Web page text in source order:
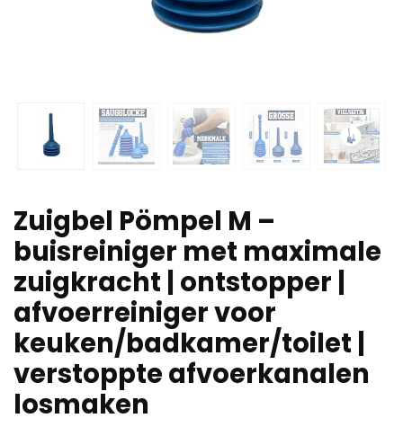
Zuigbel Pömpel M –
buisreiniger met maximale
zuigkracht | ontstopper |
afvoerreiniger voor
keuken/badkamer/toilet |
verstoppte afvoerkanalen
losmaken